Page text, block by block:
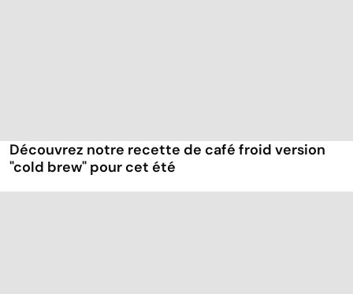
Découvrez notre recette de café froid version
"cold brew" pour cet été